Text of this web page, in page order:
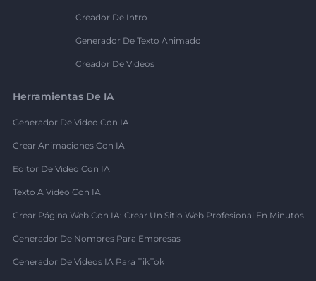
Creador De Intro
Generador De Texto Animado
Creador De Videos
Herramientas De IA
Generador De Video Con IA
Crear Animaciones Con IA
Editor De Video Con IA
Texto A Video Con IA
Crear Página Web Con IA: Crear Un Sitio Web Profesional En Minutos
Generador De Nombres Para Empresas
Generador De Videos IA Para TikTok